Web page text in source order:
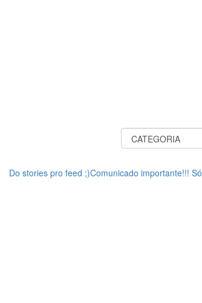
Do stories pro feed ;)Comunicado importante!!! Só